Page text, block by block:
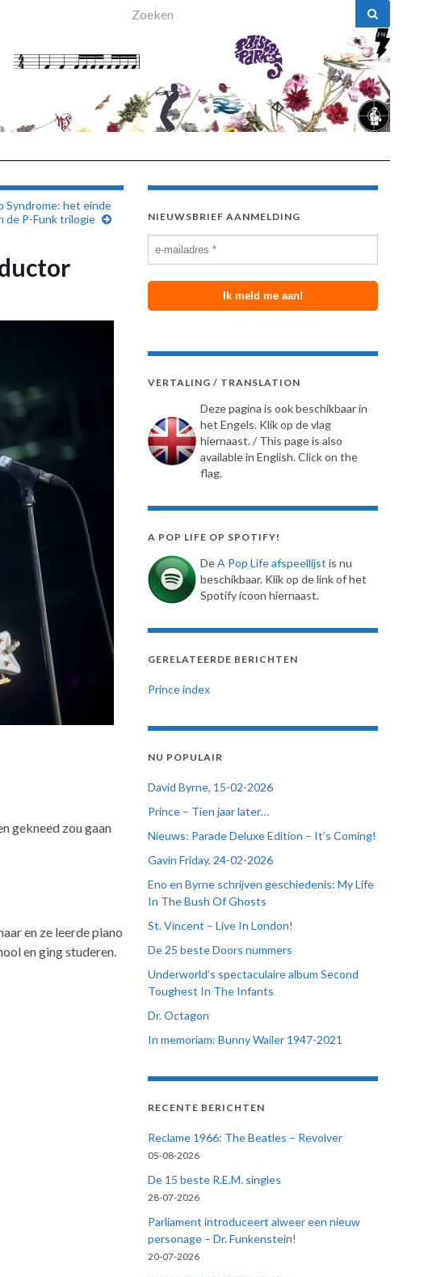
Search for:
Syndrome: het einde
de P-Funk trilogie
gekneed zou gaan
en ze leerde piano
en ging studeren.
NIEUWSBRIEF AANMELDING
VERTALING / TRANSLATION
Deze pagina is ook beschikbaar in
het Engels. Klik op de vlag
hiernaast. / This page is also
available in English. Click on the
flag.
A POP LIFE OP SPOTIFY!
DeA Pop Life afspeellijst is nu
beschikbaar. Klik op de link of het
Spotify icoon hiernaast.
GERELATEERDE BERICHTEN
Prince index
NU POPULAIR
David Byrne, 15-02-2026
Prince – Tien jaar later…
Nieuws: Parade Deluxe Edition – It’s Coming!
Gavin Friday, 24-02-2026
Eno en Byrne schrijven geschiedenis: My Life
In The Bush Of Ghosts
St. Vincent – Live In London!
De 25 beste Doors nummers
Underworld’s spectaculaire album Second
Toughest In The Infants
Dr. Octagon
In memoriam: Bunny Wailer 1947-2021
RECENTE BERICHTEN
Reclame 1966: The Beatles – Revolver
05-08-2026
De 15 beste R.E.M. singles
28-07-2026
Parliament introduceert alweer een nieuw
personage – Dr. Funkenstein!
20-07-2026